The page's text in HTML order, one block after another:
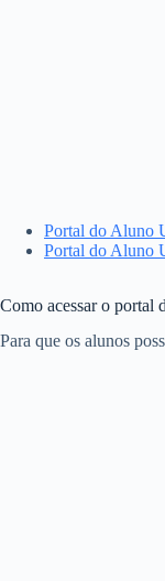
Portal do Aluno
Portal do Aluno
Como acessar o portal
Para que os alunos